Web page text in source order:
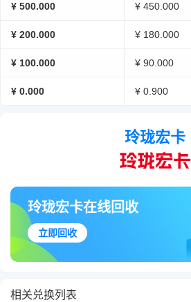
¥ 500.000 ¥ 450.000
¥ 200.000 ¥ 180.000
¥ 100.000 ¥ 90.000
¥ 0.000 ¥ 0.900
玲珑宏卡
玲珑宏卡在线回收
立即回收
相关兑换列表